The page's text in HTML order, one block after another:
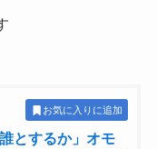
お気に入りに追加
とするか」オモ